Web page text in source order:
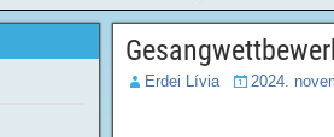
Erdei Lívia 2024.